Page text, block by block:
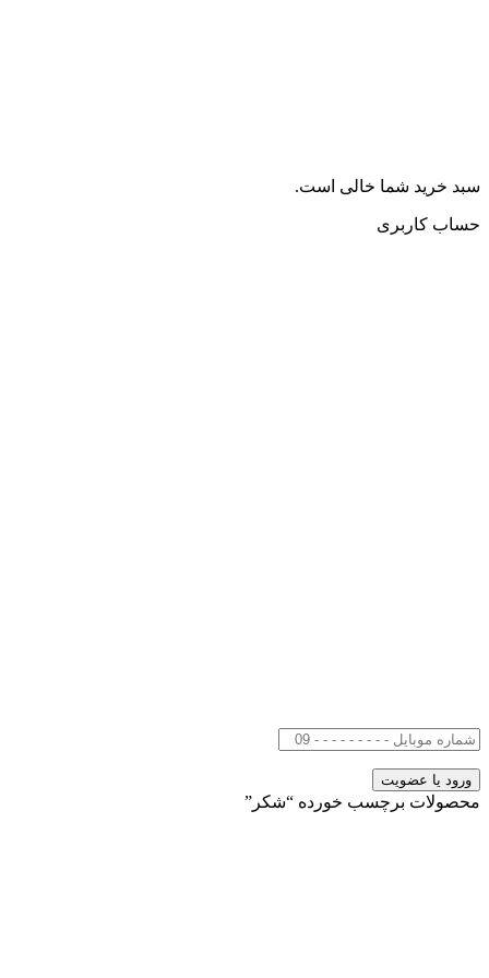
سبد خرید شما خالی است.
حساب کاربری
محصولات برچسب خورده “شکر”